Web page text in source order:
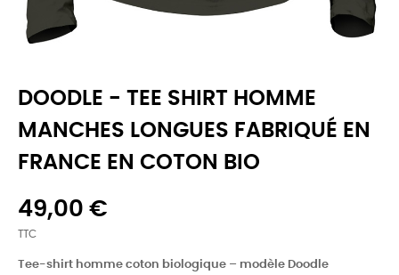
DOODLE - TEE SHIRT HOMME
MANCHES LONGUES FABRIQUÉ EN
FRANCE EN COTON BIO
49,00 €
TTC
Tee-shirt homme coton biologique – modèle Doodle